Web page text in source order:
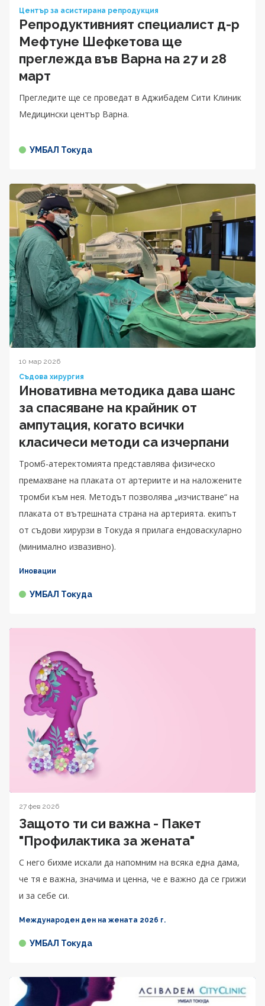
Център за асистирана репродукция
Репродуктивният специалист д-р
Мефтуне Шефкетова ще
преглежда във Варна на 27 и 28
март
Прегледите ще се проведат в Аджибадем Сити Клиник
Медицински център Варна.
УМБАЛ Токуда
10 мар 2026
Съдова хирургия
Иновативна методика дава шанс
за спасяване на крайник от
ампутация, когато всички
класичеси методи са изчерпани
Тромб-атеректомията представлява физическо
премахване на плаката от артериите и на наложените
тромби към нея. Методът позволява „изчистване“ на
плаката от вътрешната страна на артерията. екипът
от съдови хирурзи в Токуда я прилага ендоваскуларно
(минимално извазивно).
Иновации
УМБАЛ Токуда
27 фев 2026
Защото ти си важна - Пакет
"Профилактика за жената"
С него бихме искали да напомним на всяка една дама,
че тя е важна, значима и ценна, че е важно да се грижи
и за себе си.
Международен ден на жената 2026 г.
УМБАЛ Токуда